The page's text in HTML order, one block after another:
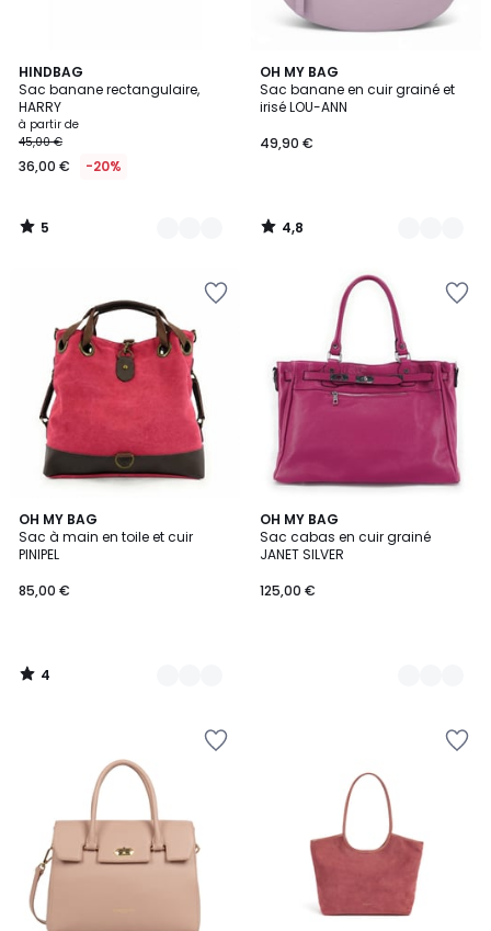
HINDBAG
Sac banane rectangulaire,
HARRY
à partir de
45,00 €
36,00 € -20%
5
/
5
18
Couleurs
5
/
OH MY BAG
Sac banane en cuir grainé et
irisé LOU-ANN
49,90 €
4,8
/ 5
24
Couleurs
4,8
/
OH MY BAG
Sac à main en toile et cuir
PINIPEL
85,00 €
4
/
5
8
Couleurs
4
/
OH MY BAG
Sac cabas en cuir grainé
JANET SILVER
125,00 €
16
Couleurs